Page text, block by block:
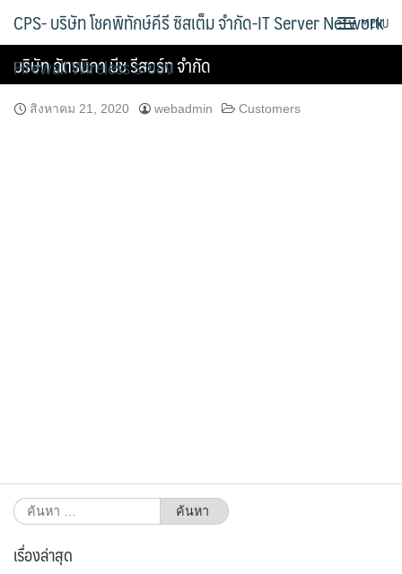
CPS- บริษัท โชคพิทักษ์คีรี ซิสเต็ม จำกัด-IT Server Network
Firewall Wireless ระยอง
MENU
บริษัท ฉัตรนิภา บีช รีสอร์ท จำกัด
สิงหาคม 21, 2020 webadmin Customers
ค้นหา
สำหรับ:
เรื่องล่าสุด